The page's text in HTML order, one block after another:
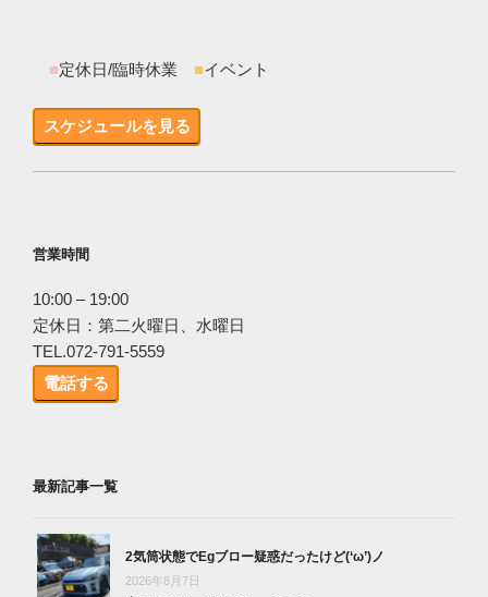
■定休日/臨時休業 ■イベント
スケジュールを見る
営業時間
10:00 – 19:00
定休日：第二火曜日、水曜日
TEL.072-791-5559
電話する
最新記事一覧
2気筒状態でEgブロー疑惑だったけど(‘ω’)ノ
2026年8月7日